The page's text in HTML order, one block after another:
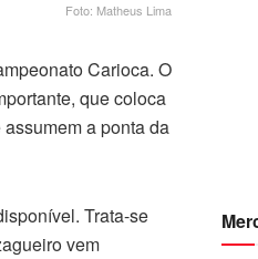
Foto: Matheus Lima
Carioca. O
que coloca
a ponta da
Trata-se
vem